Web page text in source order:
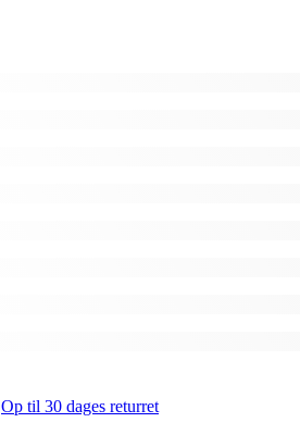
Op til 30 dages returret